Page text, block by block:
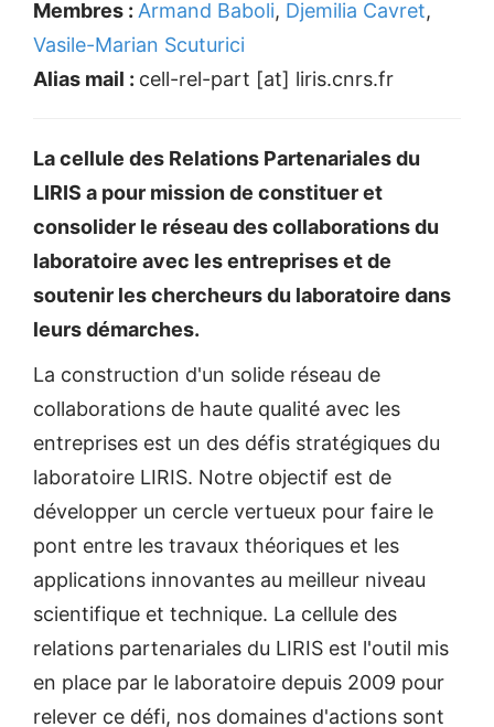
Membres : Armand Baboli, Djemilia Cavret,
Vasile-Marian Scuturici
Alias mail : cell-rel-part [at] liris.cnrs.fr
La cellule des Relations Partenariales du
LIRIS a pour mission de constituer et
consolider le réseau des collaborations du
laboratoire avec les entreprises et de
soutenir les chercheurs du laboratoire dans
leurs démarches.
La construction d'un solide réseau de
collaborations de haute qualité avec les
entreprises est un des défis stratégiques du
laboratoire LIRIS. Notre objectif est de
développer un cercle vertueux pour faire le
pont entre les travaux théoriques et les
applications innovantes au meilleur niveau
scientifique et technique. La cellule des
relations partenariales du LIRIS est l'outil mis
en place par le laboratoire depuis 2009 pour
relever ce défi, nos domaines d'actions sont